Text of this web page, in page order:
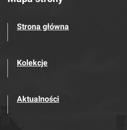
Strona główna
Kolekcje
Aktualności